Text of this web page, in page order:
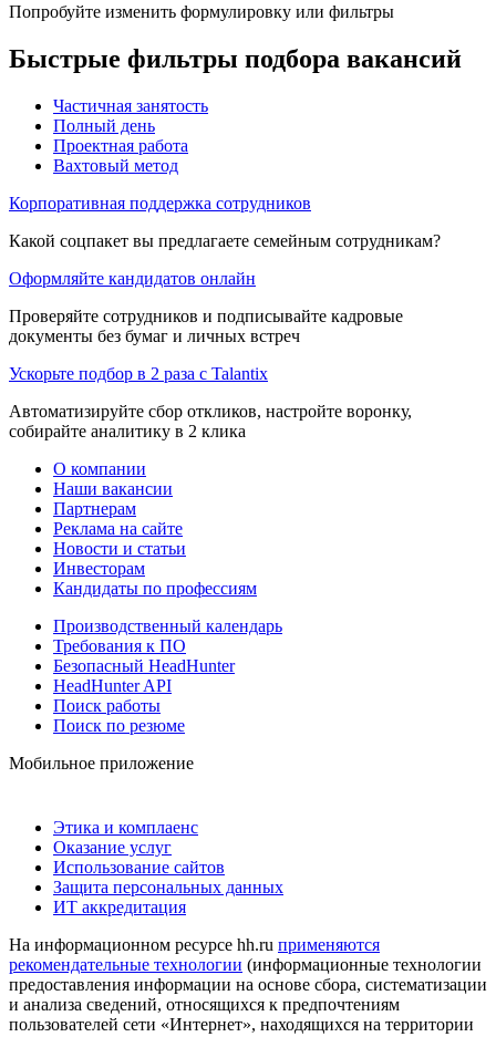
Попробуйте изменить формулировку или фильтры
Быстрые фильтры подбора вакансий
Частичная занятость
Полный день
Проектная работа
Вахтовый метод
Корпоративная поддержка сотрудников
Какой соцпакет вы предлагаете семейным сотрудникам?
Оформляйте кандидатов онлайн
Проверяйте сотрудников и подписывайте кадровые
документы без бумаг и личных встреч
Ускорьте подбор в 2 раза с Talantix
Автоматизируйте сбор откликов, настройте воронку,
собирайте аналитику в 2 клика
О компании
Наши вакансии
Партнерам
Реклама на сайте
Новости и статьи
Инвесторам
Кандидаты по профессиям
Производственный календарь
Требования к ПО
Безопасный HeadHunter
HeadHunter API
Поиск работы
Поиск по резюме
Мобильное приложение
Этика и комплаенс
Оказание услуг
Использование сайтов
Защита персональных данных
ИТ аккредитация
На информационном ресурсе hh.ru применяются
рекомендательные технологии (информационные технологии
предоставления информации на основе сбора, систематизации
и анализа сведений, относящихся к предпочтениям
пользователей сети «Интернет», находящихся на территории